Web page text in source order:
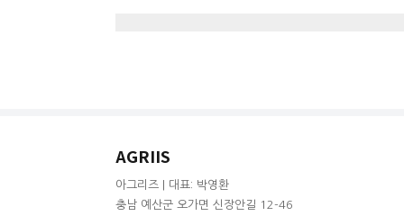
AGRIIS
아그리즈 | 대표: 박영환
충남 예산군 오가면 신장안길 12-46